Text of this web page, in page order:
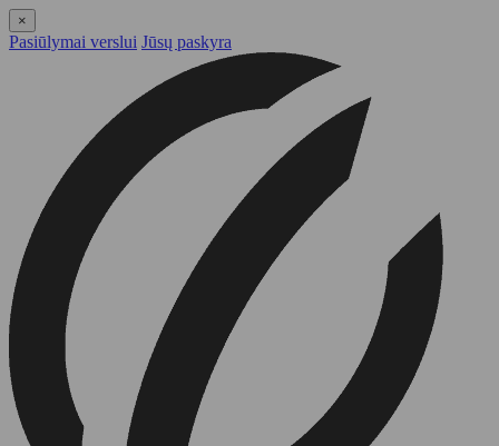
×
Pasiūlymai verslui Jūsų paskyra